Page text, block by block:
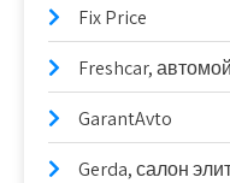
Fix Price
Freshcar,
GarantAvto
Gerda, салон